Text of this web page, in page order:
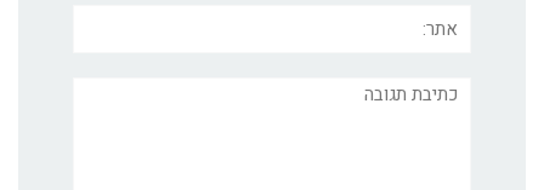
תגובה